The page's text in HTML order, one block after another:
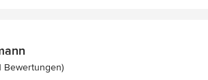
5 von 5 Sternen
Bewertungen)